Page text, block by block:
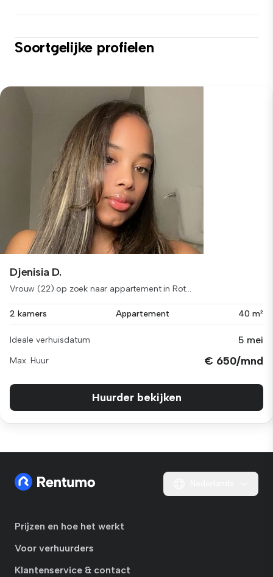
Soortgelijke profielen
Djenisia D.
Vrouw (22) op zoek naar appartement in Rot...
2 kamers Appartement 40 m²
Ideale verhuisdatum 5 mei
Max. Huur € 650/mnd
Huurder bekijken
Prijzen en hoe het werkt
Voor verhuurders
Klantenservice & contact